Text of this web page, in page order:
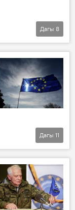
Дагы 8
Дагы 11